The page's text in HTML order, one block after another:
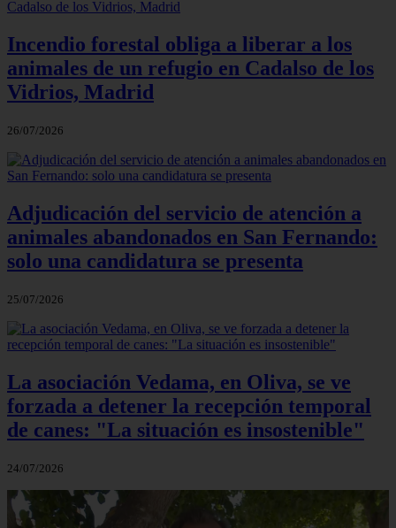
Incendio forestal obliga a liberar a los
animales de un refugio en Cadalso de los
Vidrios, Madrid
26/07/2026
Adjudicación del servicio de atención a
animales abandonados en San Fernando:
solo una candidatura se presenta
25/07/2026
La asociación Vedama, en Oliva, se ve
forzada a detener la recepción temporal
de canes: "La situación es insostenible"
24/07/2026